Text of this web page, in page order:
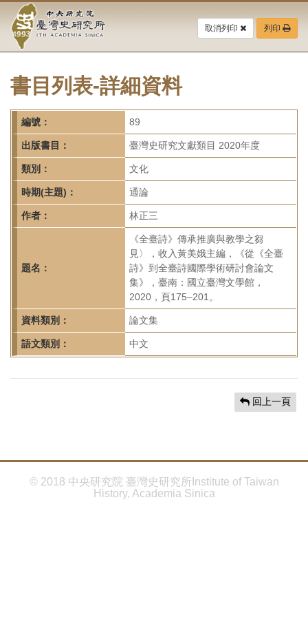
要
中
央
研
究
院-
臺
灣
史
研
究
首
頁
取消列印 列印
書目列表-詳細資料
編號： 89
出版書目： 臺灣史研究文獻類目 2020年度
類別： 文化
時期(主題)： 通論
作者： 林正三
題名：
《全臺詩》傳承推廣與教學之芻
見〉，收入黃美娥主編，《從《全臺
詩》到全臺詩國際學術研討會論文
集》，臺南：國立臺灣文學館，
2020，頁175–201。
資料類別： 論文集
語文類別： 中文
回上一頁
© 2018 中央研究院 臺灣史研究所Institute of Taiwan
History, Academia Sinica